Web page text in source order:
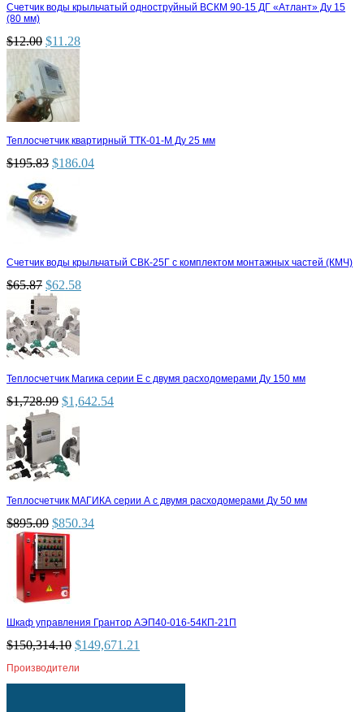
Счетчик воды крыльчатый одноструйный ВСКМ 90-15 ДГ «Атлант» Ду 15
(80 мм)
$12.00 $11.28
Теплосчетчик квартирный ТТК-01-М Ду 25 мм
$195.83 $186.04
Счетчик воды крыльчатый СВК-25Г с комплектом монтажных частей (КМЧ)
$65.87 $62.58
Теплосчетчик Магика серии Е с двумя расходомерами Ду 150 мм
$1,728.99 $1,642.54
Теплосчетчик МАГИКА серии А с двумя расходомерами Ду 50 мм
$895.09 $850.34
Шкаф управления Грантор АЭП40-016-54КП-21П
$150,314.10 $149,671.21
Производители